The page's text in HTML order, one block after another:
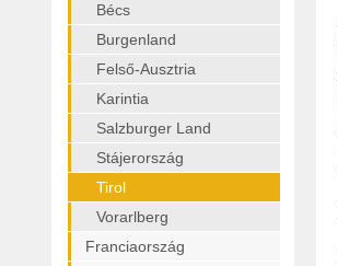
Bécs
Burgenland
Felső-Ausztria
Karintia
Salzburger Land
Stájerország
Tirol
Vorarlberg
Franciaország